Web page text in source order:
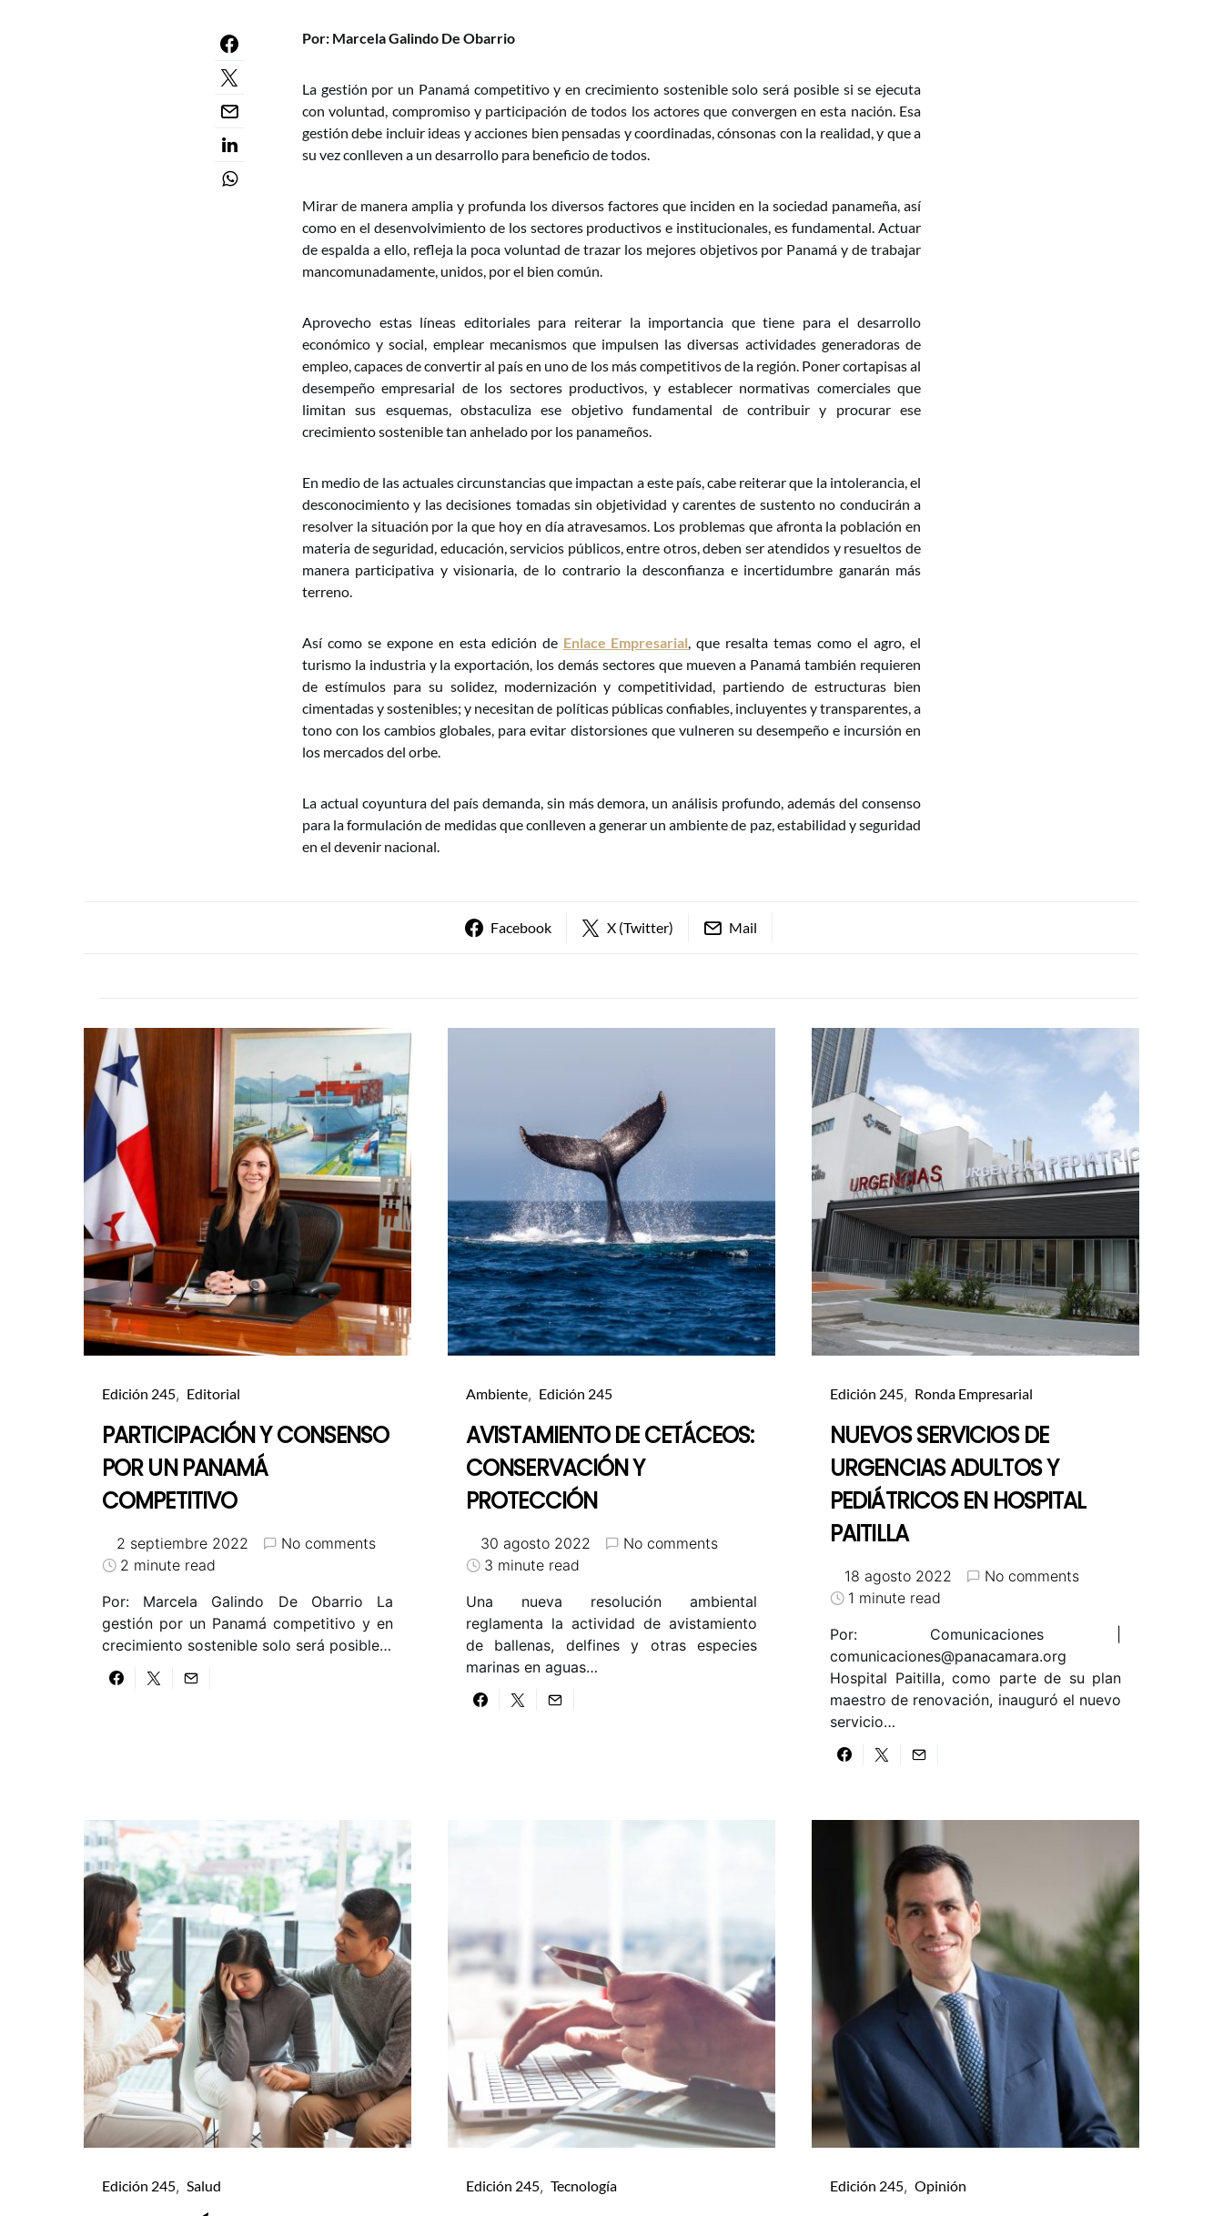
Por: Marcela Galindo De Obarrio
La gestión por un Panamá competitivo y en crecimiento sostenible solo será posible si se ejecuta
con voluntad, compromiso y participación de todos los actores que convergen en esta nación. Esa
gestión debe incluir ideas y acciones bien pensadas y coordinadas, cónsonas con la realidad, y que a
su vez conlleven a un desarrollo para beneficio de todos.
Mirar de manera amplia y profunda los diversos factores que inciden en la sociedad panameña, así
como en el desenvolvimiento de los sectores productivos e institucionales, es fundamental. Actuar
de espalda a ello, refleja la poca voluntad de trazar los mejores objetivos por Panamá y de trabajar
mancomunadamente, unidos, por el bien común.
Aprovecho estas líneas editoriales para reiterar la importancia que tiene para el desarrollo
económico y social, emplear mecanismos que impulsen las diversas actividades generadoras de
empleo, capaces de convertir al país en uno de los más competitivos de la región. Poner cortapisas al
desempeño empresarial de los sectores productivos, y establecer normativas comerciales que
limitan sus esquemas, obstaculiza ese objetivo fundamental de contribuir y procurar ese
crecimiento sostenible tan anhelado por los panameños.
En medio de las actuales circunstancias que impactan a este país, cabe reiterar que la intolerancia, el
desconocimiento y las decisiones tomadas sin objetividad y carentes de sustento no conducirán a
resolver la situación por la que hoy en día atravesamos. Los problemas que afronta la población en
materia de seguridad, educación, servicios públicos, entre otros, deben ser atendidos y resueltos de
manera participativa y visionaria, de lo contrario la desconfianza e incertidumbre ganarán más
terreno.
Así como se expone en esta edición de Enlace Empresarial, que resalta temas como el agro, el
turismo la industria y la exportación, los demás sectores que mueven a Panamá también requieren
de estímulos para su solidez, modernización y competitividad, partiendo de estructuras bien
cimentadas y sostenibles; y necesitan de políticas públicas confiables, incluyentes y transparentes, a
tono con los cambios globales, para evitar distorsiones que vulneren su desempeño e incursión en
los mercados del orbe.
La actual coyuntura del país demanda, sin más demora, un análisis profundo, además del consenso
para la formulación de medidas que conlleven a generar un ambiente de paz, estabilidad y seguridad
en el devenir nacional.
Facebook X (Twitter) Mail
Edición 245 Editorial
PARTICIPACIÓN Y CONSENSO
POR UN PANAMÁ
COMPETITIVO
2 septiembre 2022
No comments
2 minute read
Por: Marcela Galindo De Obarrio La
gestión por un Panamá competitivo y en
crecimiento sostenible solo será posible…
Ambiente Edición 245
AVISTAMIENTO DE CETÁCEOS:
CONSERVACIÓN Y
PROTECCIÓN
30 agosto 2022
No comments
3 minute read
Una nueva resolución ambiental
reglamenta la actividad de avistamiento
de ballenas, delfines y otras especies
marinas en aguas…
Edición 245 Ronda Empresarial
NUEVOS SERVICIOS DE
URGENCIAS ADULTOS Y
PEDIÁTRICOS EN HOSPITAL
PAITILLA
18 agosto 2022
No comments
1 minute read
Por: Comunicaciones |
comunicaciones@panacamara.org
Hospital Paitilla, como parte de su plan
maestro de renovación, inauguró el nuevo
servicio…
Edición 245 Salud Edición 245 Tecnología Edición 245 Opinión